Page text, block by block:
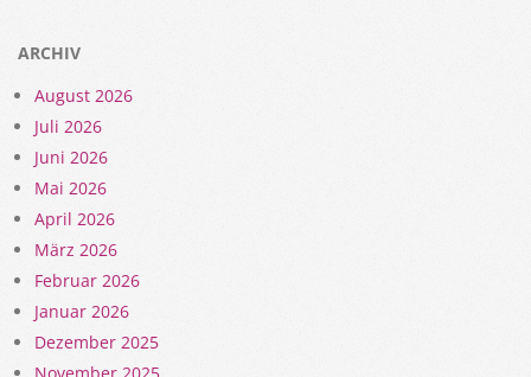
ARCHIV
August 2026
Juli 2026
Juni 2026
Mai 2026
April 2026
März 2026
Februar 2026
Januar 2026
Dezember 2025